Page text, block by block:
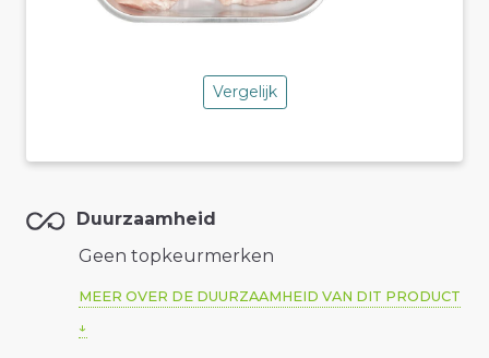
Vergelijk
Duurzaamheid
Geen topkeurmerken
MEER OVER DE DUURZAAMHEID VAN DIT PRODUCT